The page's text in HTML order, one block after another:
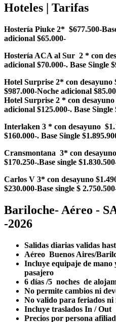
Hoteles | Tarifas
Hostería Piuke 2* $677.500-
adicional $65.000-
Hostería ACA al Sur 2 * con
adicional $70.000-. Base Single
Hotel Surprise 2* con desayuno
$987.000-Noche adicional
Hotel Surprise 2 * con
adicional $125.000-. Base Single
Interlaken 3 * con desayuno
$160.000-. Base Single
Cransmontana 3* con
$170.250-.Base single
Carlos V 3* con desayuno
$230.000-Base single $
Bariloche- Aéreo -
-2026
Salidas diarias validas
Aéreo Buenos Aires/
Incluye equipaje de
pasajero
6 días /5 noches de
No permite cambios ni
No valido para feriados
Incluye traslados In /
Precios por persona